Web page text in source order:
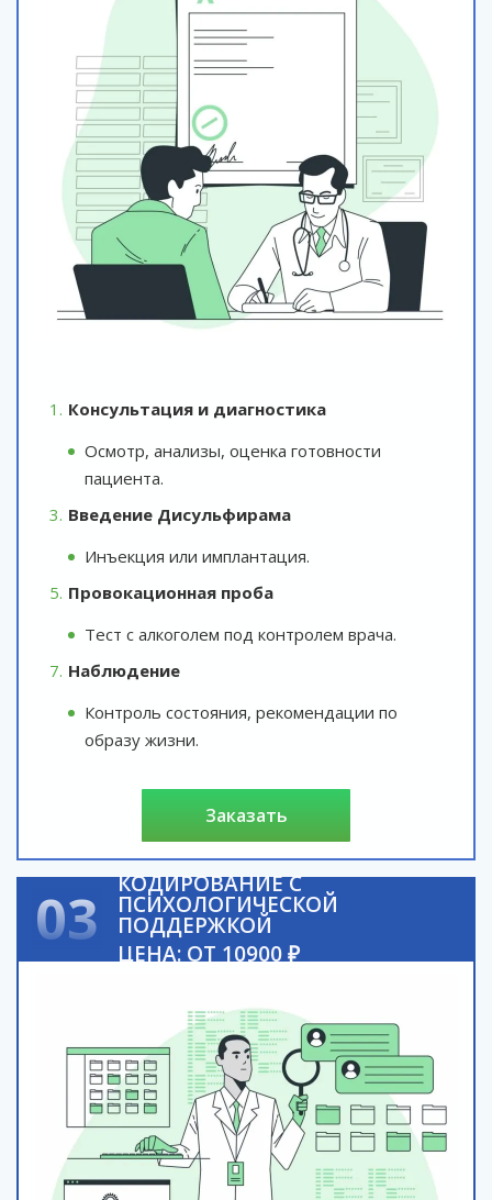
Консультация и диагностика
Осмотр, анализы, оценка готовности
пациента.
Введение Дисульфирама
Инъекция или имплантация.
Провокационная проба
Тест с алкоголем под контролем врача.
Наблюдение
Контроль состояния, рекомендации по
образу жизни.
заказать
03 КОДИРОВАНИЕ С
ПСИХОЛОГИЧЕСКОЙ
ПОДДЕРЖКОЙ
ЦЕНА: ОТ 10900 ₽